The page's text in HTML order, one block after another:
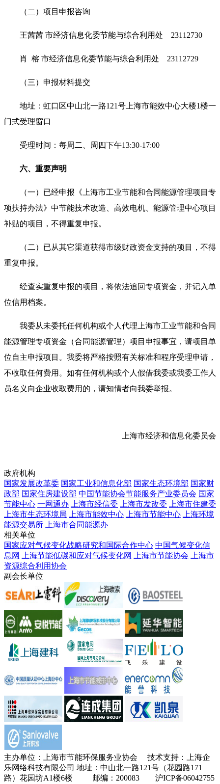
（二）项目申报咨询
王茜茜 市经济信息化委节能与综合利用处 23112730
肖 榕 市经济信息化委节能与综合利用处 23112729
（三）申报材料提交
地址：虹口区中山北一路121号上海市能效中心大楼1楼一
门式受理窗口
受理时间：每周二、周四下午13:30-17:00
六、重要声明
（一）已经申报《上海市工业节能和合同能源管理项目专
项扶持办法》中节能技术改造、高效电机、能源管理中心项目
补贴的项目，不得重复申报。
（二）已从其它渠道获得市级财政资金支持的项目，不得
重复申报。
经查实重复申报的项目，将依法追回专项资金，并记入单
位信用档案。
我委从未委托任何机构或个人代理上海市工业节能和合同
能源管理专项资金（合同能源管理）项目申报事宜，请项目单
位自主申报项目。我委将严格按照有关标准和程序受理申请，
不收取任何费用。如有任何机构或个人假借我委或我委工作人
员名义向企业收取费用的，请知情者向我委举报。
上海市经济和信息化委员会
政府机构
国家发展改革委 国家工业和信息化部 国家生态环境部 国家财
政部 国家住房建设部 中国节能协会节能服务产业委员会 国家
节能中心 一网通办 上海市经信委 上海市发改委
上海市住建委
上海市生态环境局
上海市能效中心 上海市节能中心
上海环境
能源交易所
上海市合同能源办
相关单位
国家应对气候变化战略研究和国际合作中心 中国气候变化信
息网
上海节能低碳和应对气候变化网 上海市节能协会
上海市
资源综合利用协会
副会长单位
主办单位：上海市节能环保服务业协会 技术支持：上海企
乐网络科技有限公司 地址：中山北一路121号（花园路171
路）花园坊A1楼6楼 邮编：200083 沪ICP备06042755